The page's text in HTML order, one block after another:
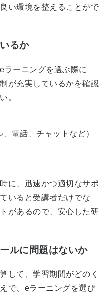
い環境を整えることがで
るか
ラーニングを選ぶ際に
が充実しているかを確認
。
電話、チャットなど）
に、迅速かつ適切なサポ
いると受講者だけでな
があるので、安心した研
ルに問題はないか
して、学習期間がどのく
で、eラーニングを選び